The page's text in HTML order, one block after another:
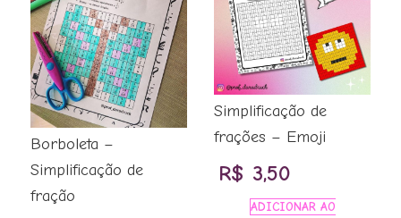
Borboleta –
Simplificação de
fração
Simplificação de
frações – Emoji
R$ 3,50
ADICIONAR AO